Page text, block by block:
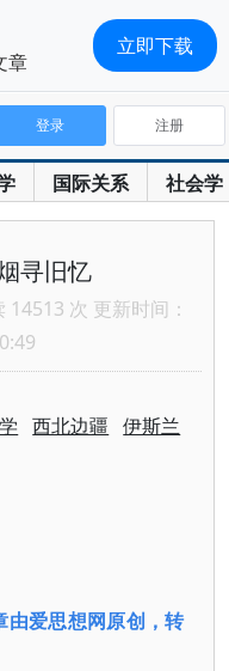
国际关系 社会学
登录 注册
寻旧忆
14513 次 更新时间：
西北边疆 伊斯兰
由爱思想网原创，转
章
立即下载